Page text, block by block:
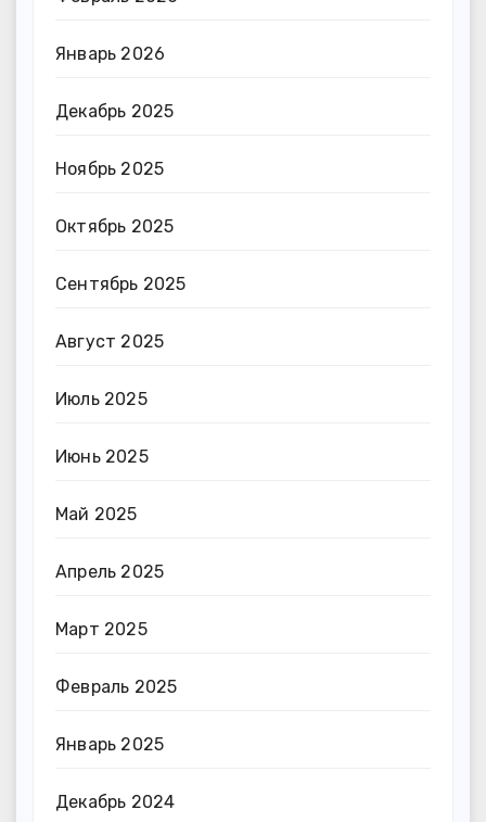
Январь 2026
Декабрь 2025
Ноябрь 2025
Октябрь 2025
Сентябрь 2025
Август 2025
Июль 2025
Июнь 2025
Май 2025
Апрель 2025
Март 2025
Февраль 2025
Январь 2025
Декабрь 2024